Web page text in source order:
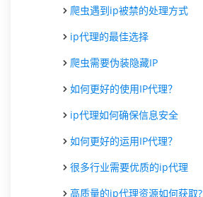
爬虫遇到ip被禁的处理方式
ip代理的最佳选择
爬虫需要伪装隐藏IP
如何更好的使用IP代理？
ip代理如何确保信息安全
如何更好的运用IP代理？
很多行业需要优质的ip代理
高质量的ip代理资源如何获取?